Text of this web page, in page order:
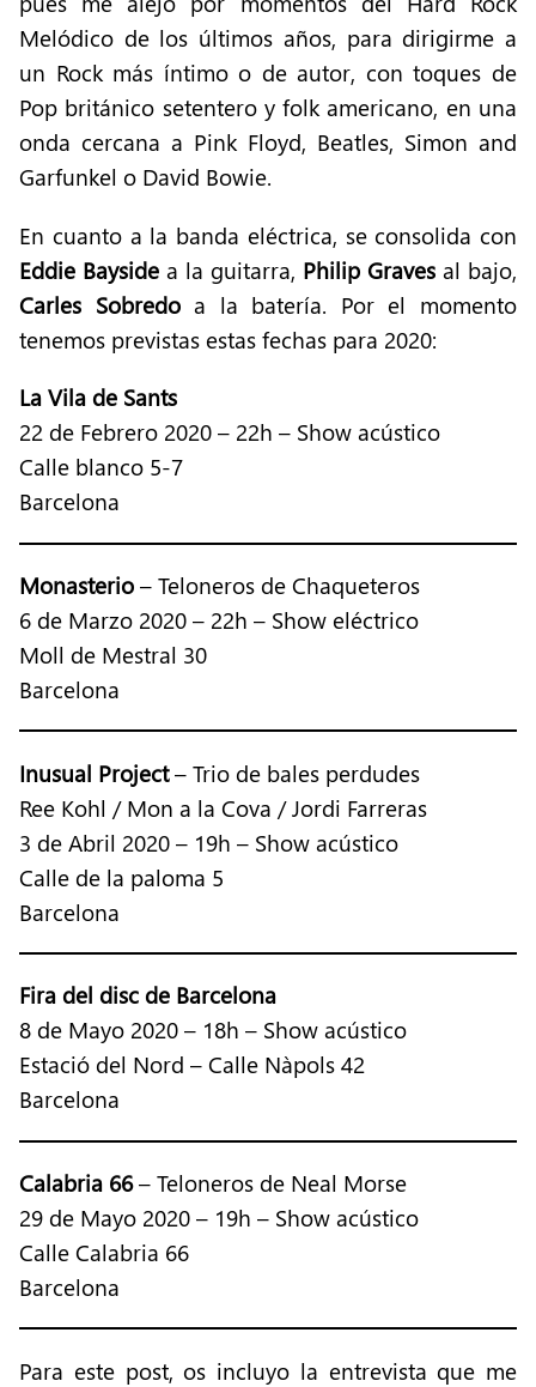
Melódico de los últimos años, para dirigirme a
un Rock más íntimo o de autor, con toques de
Pop británico setentero y folk americano, en una
onda cercana a Pink Floyd, Beatles, Simon and
Garfunkel o David Bowie.
En cuanto a la banda eléctrica, se consolida con
Eddie Bayside a la guitarra, Philip Graves al bajo,
Carles Sobredoa la batería. Por el momento
tenemos previstas estas fechas para 2020:
La Vila de Sants
22 de Febrero 2020 – 22h – Show acústico
Calle blanco 5-7
Barcelona
Monasterio – Teloneros de Chaqueteros
6 de Marzo 2020 – 22h – Show eléctrico
Moll de Mestral 30
Barcelona
Inusual Project– Trio de bales perdudes
Ree Kohl / Mon a la Cova / Jordi Farreras
3 de Abril 2020 – 19h – Show acústico
Calle de la paloma 5
Barcelona
Fira del disc de Barcelona
8 de Mayo 2020 – 18h – Show acústico
Estació del Nord – Calle Nàpols 42
Barcelona
Calabria 66– Teloneros de Neal Morse
29 de Mayo 2020 – 19h – Show acústico
Calle Calabria 66
Barcelona
Para este post, os incluyo la entrevista que me